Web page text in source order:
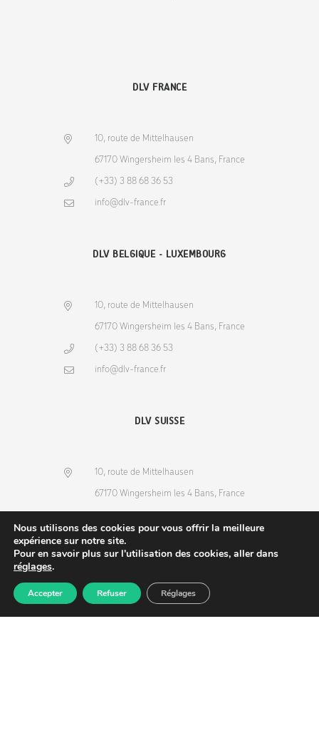
Produits Recherche Commande
DLV FRANCE
10, route de Mittelhausen
67170 Wingersheim les 4 Bans, France
(+33) 3 88 68 36 53
info@dlv-france.fr
DLV BELGIQUE - LUXEMBOURG
10, route de Mittelhausen
67170 Wingersheim les 4 Bans, France
(+33) 3 88 68 36 53
info@dlv-france.fr
DLV SUISSE
10, route de Mittelhausen
67170 Wingersheim les 4 Bans, France
info@dlv-france.fr
Nous utilisons des cookies pour vous offrir la meilleure
expérience sur notre site.
Pour en savoir plus sur l'utilisation des cookies, aller dans
réglages.
Accepter Refuser Réglages